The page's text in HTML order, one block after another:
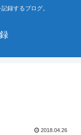
録するブログ。
2018.04.26